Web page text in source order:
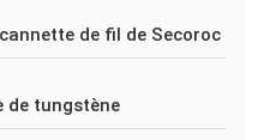
de fil de Secoroc
de tungstène